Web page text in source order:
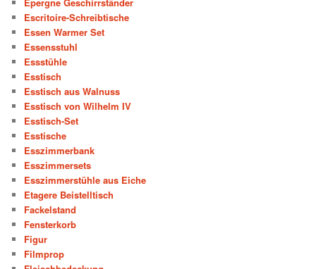
Escritoire-Schreibtische
Essen Warmer Set
Essensstuhl
Essstühle
Esstisch
Esstisch aus Walnuss
Esstisch von Wilhelm IV
Esstisch-Set
Esstische
Esszimmerbank
Esszimmersets
Esszimmerstühle aus Eiche
Etagere Beistelltisch
Fackelstand
Fensterkorb
Figur
Filmprop